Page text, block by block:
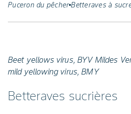
Puceron du pêcher Betteraves à
Beet yellows virus, BYV Mildes
mild yellowing virus, BMY
Betteraves sucrières